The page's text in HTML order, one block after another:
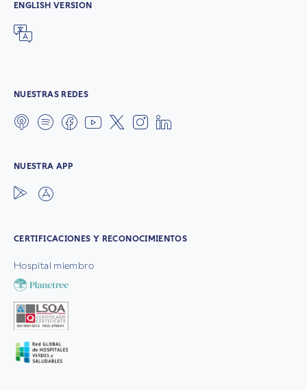
ENGLISH VERSION
NUESTRAS REDES
NUESTRA APP
CERTIFICACIONES Y RECONOCIMIENTOS
Hospital miembro